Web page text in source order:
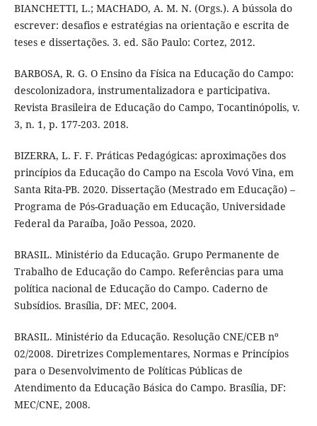
BIANCHETTI, L.; MACHADO, A. M. N. (Orgs.). A bússola do
escrever: desafios e estratégias na orientação e escrita de
teses e dissertações. 3. ed. São Paulo: Cortez, 2012.
BARBOSA, R. G. O Ensino da Física na Educação do Campo:
descolonizadora, instrumentalizadora e participativa.
Revista Brasileira de Educação do Campo, Tocantinópolis, v.
3, n. 1, p. 177-203. 2018.
BIZERRA, L. F. F. Práticas Pedagógicas: aproximações dos
princípios da Educação do Campo na Escola Vovó Vina, em
Santa Rita-PB. 2020. Dissertação (Mestrado em Educação) –
Programa de Pós-Graduação em Educação, Universidade
Federal da Paraíba, João Pessoa, 2020.
BRASIL. Ministério da Educação. Grupo Permanente de
Trabalho de Educação do Campo. Referências para uma
política nacional de Educação do Campo. Caderno de
Subsídios. Brasília, DF: MEC, 2004.
BRASIL. Ministério da Educação. Resolução CNE/CEB nº
02/2008. Diretrizes Complementares, Normas e Princípios
para o Desenvolvimento de Políticas Públicas de
Atendimento da Educação Básica do Campo. Brasília, DF:
MEC/CNE, 2008.